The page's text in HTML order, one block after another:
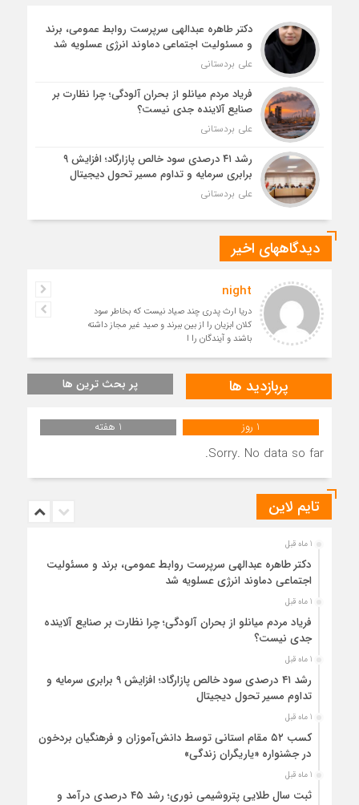
دکتر طاهره عبدالهی سرپرست روابط عمومی، برند
و مسئولیت اجتماعی دماوند انرژی عسلویه شد
علی بردستانی
فریاد مردم میانلو از بحران آلودگی؛ چرا نظارت بر
صنایع آلاینده جدی نیست؟
علی بردستانی
رشد ۴۱ درصدی سود خالص پازارگاد؛ افزایش ۹
برابری سرمایه و تداوم مسیر تحول دیجیتال
علی بردستانی
دیدگاههای اخیر
night
دریا ارث پدری چند صیاد نیست که بخاطر سود
کلان ابزیان را از بین ببرند و صید غیر مجاز داشته
باشند و آیندگان را ا
پربازدید ها پر بحث ترین ها
1 روز 1 هفته
Sorry. No data so far.
تایم لاین
1 ماه قبل
دکتر طاهره عبدالهی سرپرست روابط عمومی، برند و مسئولیت
اجتماعی دماوند انرژی عسلویه شد
1 ماه قبل
فریاد مردم میانلو از بحران آلودگی؛ چرا نظارت بر صنایع آلاینده
جدی نیست؟
1 ماه قبل
رشد ۴۱ درصدی سود خالص پازارگاد؛ افزایش ۹ برابری سرمایه و
تداوم مسیر تحول دیجیتال
1 ماه قبل
کسب ۵۲ مقام استانی توسط دانش‌آموزان و فرهنگیان بردخون
در جشنواره «یاریگران زندگی»
1 ماه قبل
ثبت سال طلایی پتروشیمی نوری؛ رشد ۴۵ درصدی درآمد و